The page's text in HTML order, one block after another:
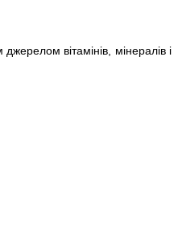
вітамінів, мінералів і